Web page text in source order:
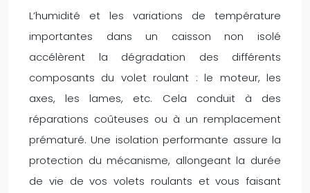
L’humidité et les variations de température
importantes dans un caisson non isolé
accélèrent la dégradation des différents
composants du volet roulant : le moteur, les
axes, les lames, etc. Cela conduit à des
réparations coûteuses ou à un remplacement
prématuré. Une isolation performante assure la
protection du mécanisme, allongeant la durée
de vie de vos volets roulants et vous faisant